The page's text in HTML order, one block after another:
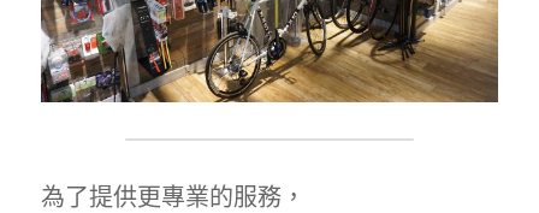
為了提供更專業的服務，